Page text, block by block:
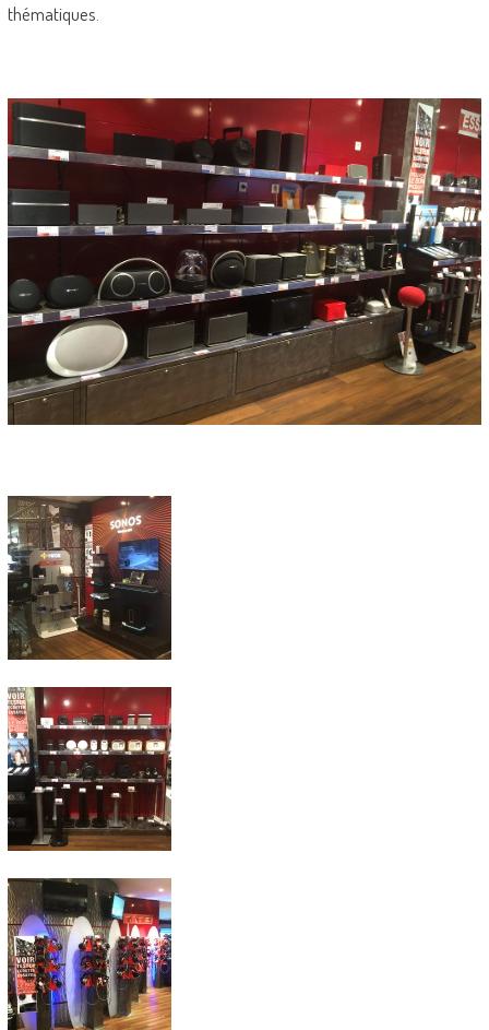
thématiques.